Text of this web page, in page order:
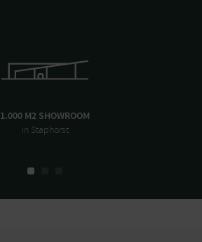
1.000 M2 SHOWROOM
in Staphorst